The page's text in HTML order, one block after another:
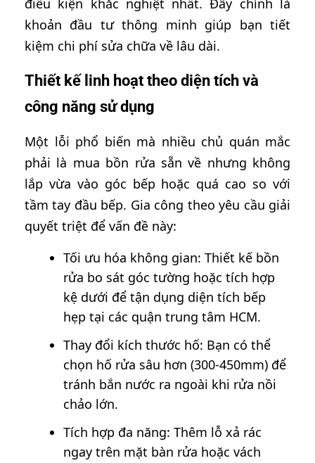
điều kiện khắc nghiệt nhất. Đây chính là
khoản đầu tư thông minh giúp bạn tiết
kiệm chi phí sửa chữa về lâu dài.
Thiết kế linh hoạt theo diện tích và
công năng sử dụng
Một lỗi phổ biến mà nhiều chủ quán mắc
phải là mua bồn rửa sẵn về nhưng không
lắp vừa vào góc bếp hoặc quá cao so với
tầm tay đầu bếp. Gia công theo yêu cầu giải
quyết triệt để vấn đề này:
Tối ưu hóa không gian: Thiết kế bồn
rửa bo sát góc tường hoặc tích hợp
kệ dưới để tận dụng diện tích bếp
hẹp tại các quận trung tâm HCM.
Thay đổi kích thước hố: Bạn có thể
chọn hố rửa sâu hơn (300-450mm) để
tránh bắn nước ra ngoài khi rửa nồi
chảo lớn.
Tích hợp đa năng: Thêm lỗ xả rác
ngay trên mặt bàn rửa hoặc vách